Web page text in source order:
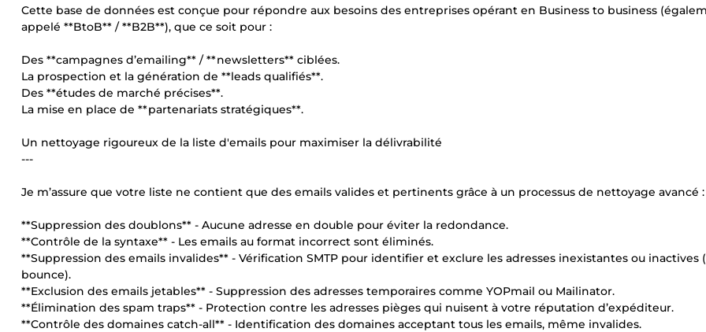
Cette base de données est conçue pour répondre aux besoins des entreprises opérant en Business to business
appelé **BtoB** / **B2B**), que ce soit pour :
Des **campagnes d’emailing** / **newsletters** ciblées.
La prospection et la génération de **leads qualifiés**.
Des **études de marché précises**.
La mise en place de **partenariats stratégiques**.
Un nettoyage rigoureux de la liste d'emails pour maximiser la délivrabilité
---
Je m’assure que votre liste ne contient que des emails valides et pertinents grâce à un processus de nettoyage avancé :
**Suppression des doublons** - Aucune adresse en double pour éviter la redondance.
**Contrôle de la syntaxe** - Les emails au format incorrect sont éliminés.
**Suppression des emails invalides** - Vérification SMTP pour identifier et exclure les adresses inexistantes ou inactives
bounce).
**Exclusion des emails jetables** - Suppression des adresses temporaires comme YOPmail ou Mailinator.
**Élimination des spam traps** - Protection contre les adresses pièges qui nuisent à votre réputation d’expéditeur.
**Contrôle des domaines catch-all** - Identification des domaines acceptant tous les emails, même invalides.